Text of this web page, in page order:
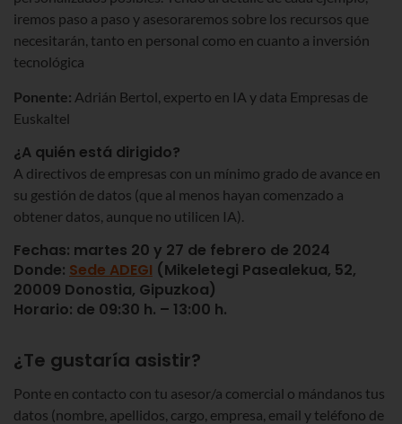
iremos paso a paso y asesoraremos sobre los recursos que
necesitarán, tanto en personal como en cuanto a inversión
tecnológica
Ponente: Adrián Bertol, experto en IA y data Empresas de
Euskaltel
¿A quién está dirigido?
A directivos de empresas con un mínimo grado de avance en
su gestión de datos (que al menos hayan comenzado a
obtener datos, aunque no utilicen IA).
Fechas: martes 20 y 27 de febrero de 2024
Donde: Sede ADEGI (Mikeletegi Pasealekua, 52,
20009 Donostia, Gipuzkoa)
Horario: de 09:30 h. – 13:00 h.
¿Te gustaría asistir?
Ponte en contacto con tu asesor/a comercial o mándanos tus
datos (nombre, apellidos, cargo, empresa, email y teléfono de